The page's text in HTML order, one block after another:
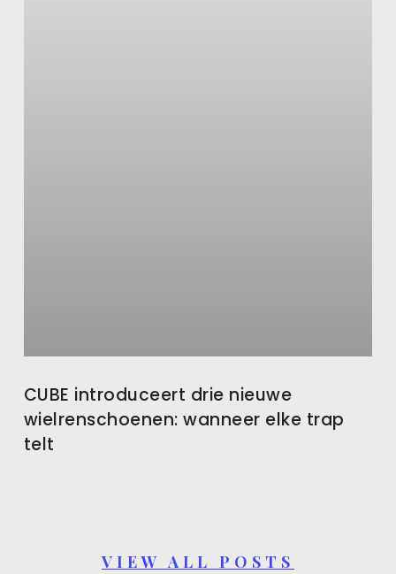
CUBE introduceert drie nieuwe
wielrenschoenen: wanneer elke trap
telt
VIEW ALL POSTS